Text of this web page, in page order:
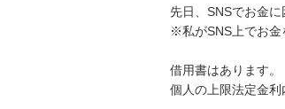
先日、SNSでお金に
※私がSNS上でお金
借用書はあります。
個人の上限法定金利